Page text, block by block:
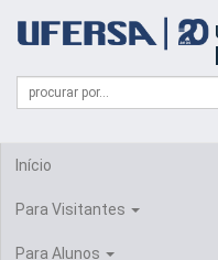
portal
UFERSA
Formulário
Busca
Campo
de
Início
Para Visitantes
Para Alunos